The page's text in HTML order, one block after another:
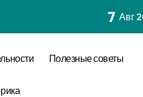
нагрузки
социального давления
сна через призму анализа
7 Авг
Полезные советы